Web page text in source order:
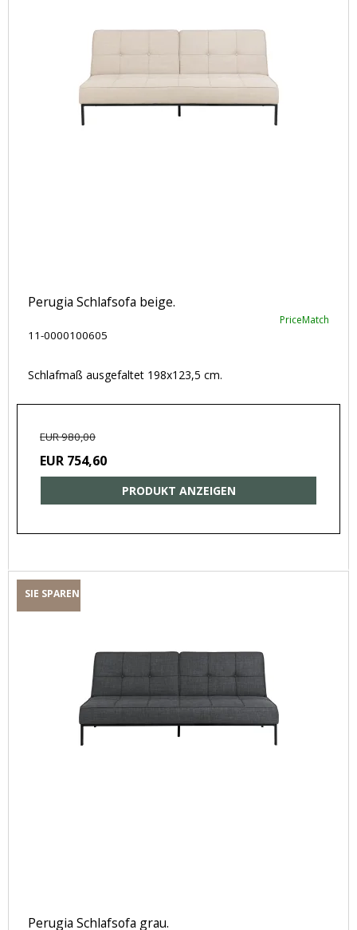
Perugia Schlafsofa beige.
PriceMatch
11-0000100605
Schlafmaß ausgefaltet 198x123,5 cm.
EUR 980,00
EUR 754,60
PRODUKT ANZEIGEN
SIE SPAREN
Perugia Schlafsofa grau.